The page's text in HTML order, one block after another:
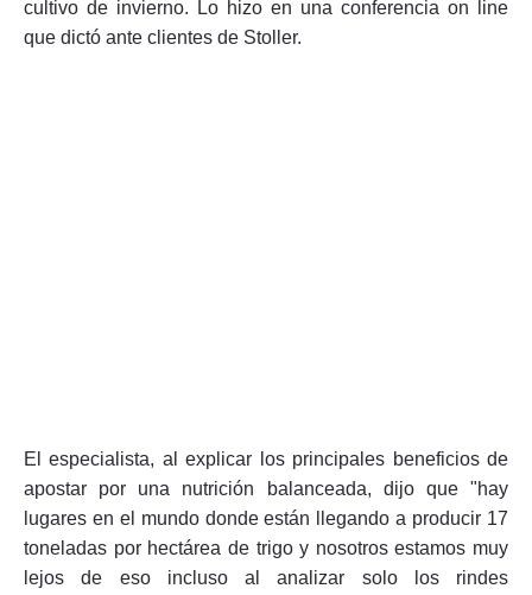
cultivo de invierno. Lo hizo en una conferencia on line
que dictó ante clientes de Stoller.
El especialista, al explicar los principales beneficios de
apostar por una nutrición balanceada, dijo que "hay
lugares en el mundo donde están llegando a producir 17
toneladas por hectárea de trigo y nosotros estamos muy
lejos de eso incluso al analizar solo los rindes